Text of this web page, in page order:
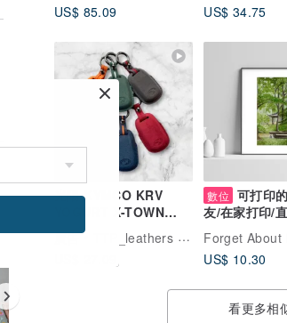
US$ 85.09
US$ 34.75
光陽 KYMCO KRV
YOGURT X-TOWN
LIKE DT X RCS RTS
鑰匙包 鑰匙圈
廣告
TTP_leathers 波賽頓手工皮件
數位 可打印
友/在家打印/
Forget About
US$ 10.30
看更多相